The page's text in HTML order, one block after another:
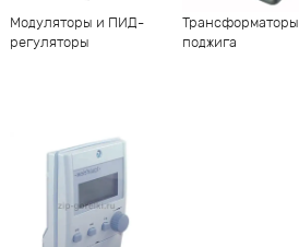
Модуляторы и ПИД-
регуляторы
Трансформаторы
поджига